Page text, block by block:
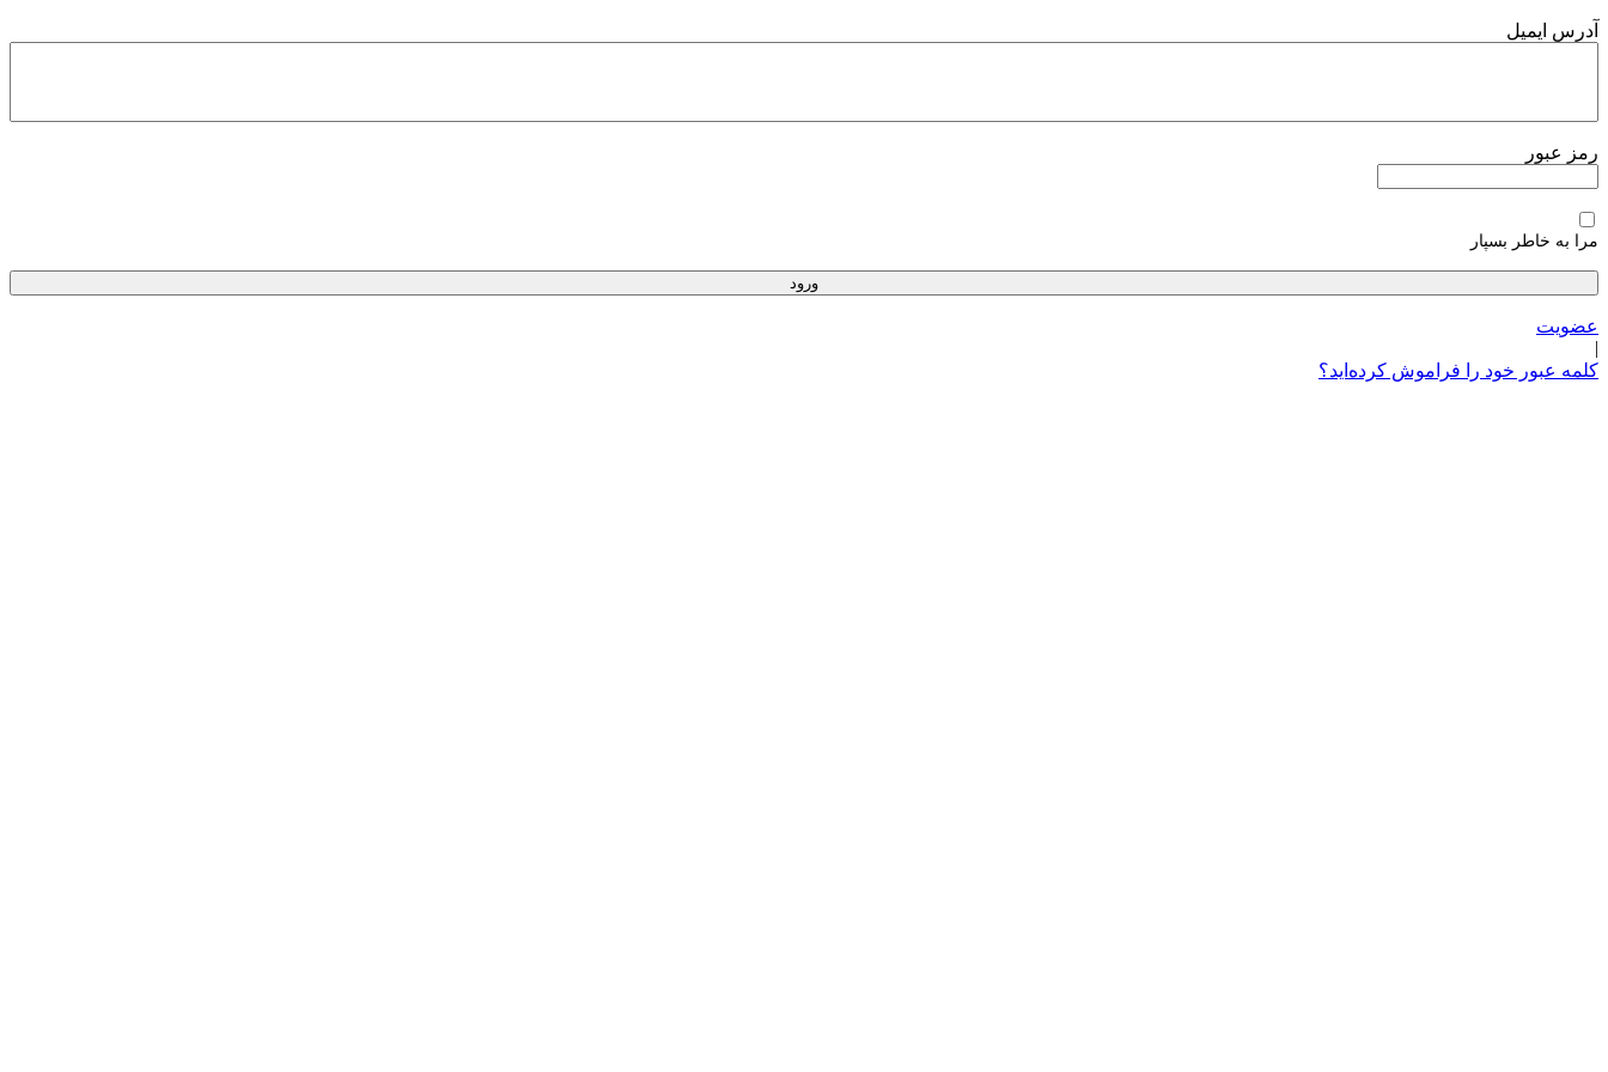
پرش
آدرس ایمیل
رمز عبور
مرا به خاطر بسپار
عضویت
|
کلمه عبور خود را فراموش کرده‌اید؟